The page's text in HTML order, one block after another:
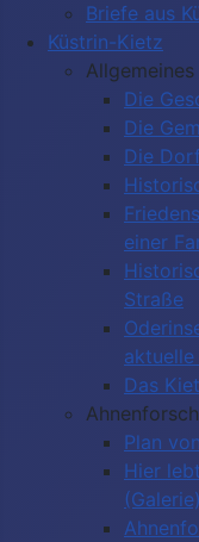
Briefe aus
Küstrin-Kietz
Allgemeines
Die
Die
Die
einer
Straße
Das
Plan
Hier
(Galerie)